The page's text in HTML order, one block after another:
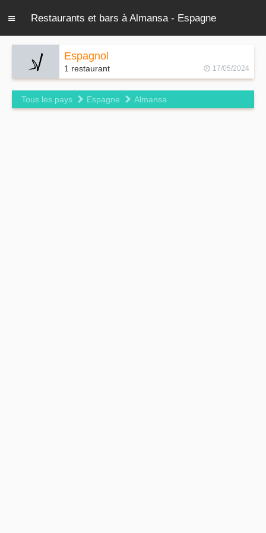
Restaurants et bars à Almansa - Espagne
Espagnol
1 restaurant 17/05/2024
Tous les pays Espagne Almansa